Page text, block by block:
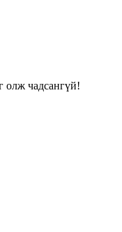
олж чадсангүй!